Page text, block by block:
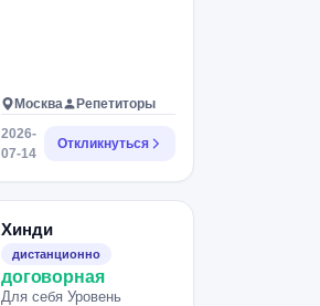
Москва
Репетиторы
2026-
07-14
Откликнуться
Хинди
дистанционно
договорная
Для себя Уровень